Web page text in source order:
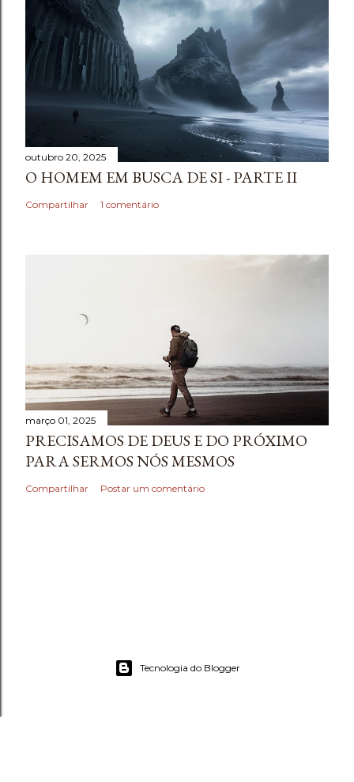
outubro 20, 2025
O HOMEM EM BUSCA DE SI - PARTE II
Compartilhar 1 comentário
março 01, 2025
PRECISAMOS DE DEUS E DO PRÓXIMO
PARA SERMOS NÓS MESMOS
Compartilhar Postar um comentário
Tecnologia do Blogger